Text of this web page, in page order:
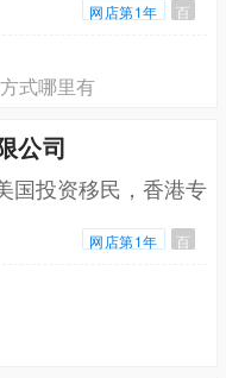
网店第1年 百
式哪里有
公司
国投资移民，香港专
网店第1年 百